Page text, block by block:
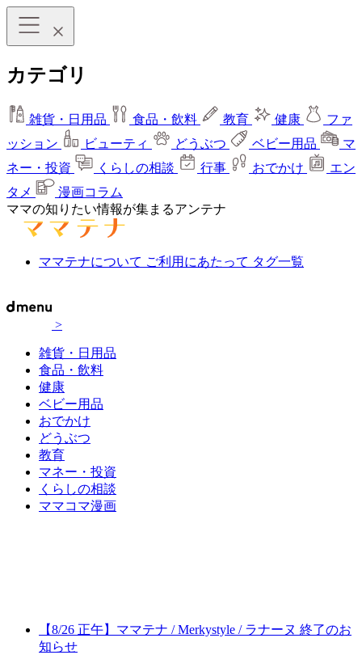
カテゴリ
雑貨・日用品 食品・飲料 教育 健康
ファ
ッション
ビューティ どうぶつ ベビー用品
マ
ネー・投資
くらしの相談 行事 おでかけ
エン
タメ
漫画コラム
ママの知りたい情報が集まるアンテナ
ママテナについて ご利用にあたって タグ一覧
>
雑貨・日用品
食品・飲料
健康
ベビー用品
おでかけ
どうぶつ
教育
マネー・投資
くらしの相談
ママコマ漫画
【8/26 正午】ママテナ / Merkystyle / ラナーヌ 終了のお
知らせ